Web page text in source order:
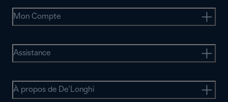
Mon Compte
Assistance
À propos de De’Longhi